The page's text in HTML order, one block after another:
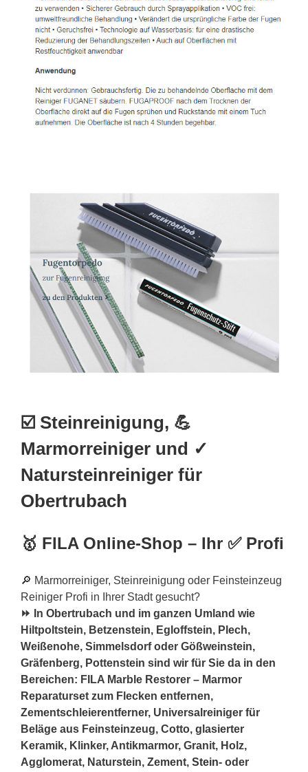
☑️ Steinreinigung, 💪
Marmorreiniger und ✓
Natursteinreiniger für
Obertrubach
🥇 FILA Online-Shop – Ihr ✅ Profi
🔎 Marmorreiniger, Steinreinigung oder Feinsteinzeug
Reiniger Profi in Ihrer Stadt gesucht?
⏩ In Obertrubach und im ganzen Umland wie
Hiltpoltstein, Betzenstein, Egloffstein, Plech,
Weißenohe, Simmelsdorf oder Gößweinstein,
Gräfenberg, Pottenstein sind wir für Sie da in den
Bereichen: FILA Marble Restorer – Marmor
Reparaturset zum Flecken entfernen,
Zementschleierentferner, Universalreiniger für
Beläge aus Feinsteinzeug, Cotto, glasierter
Keramik, Klinker, Antikmarmor, Granit, Holz,
Agglomerat, Naturstein, Zement, Stein- oder